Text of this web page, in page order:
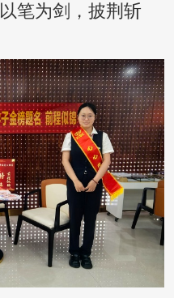
笔为剑，披荆斩